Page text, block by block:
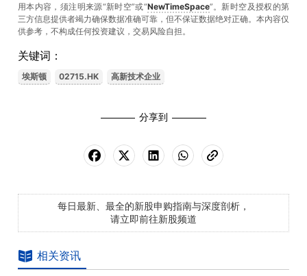
用本内容，须注明来源“新时空”或“NewTimeSpace”。新时空及授权的第
三方信息提供者竭力确保数据准确可靠，但不保证数据绝对正确。本內容仅
供参考，不构成任何投资建议，交易风险自担。
关键词：
埃斯顿 02715.HK 高新技术企业
分享到
每日最新、最全的新股申购指南与深度剖析，
请立即前往新股频道
相关资讯